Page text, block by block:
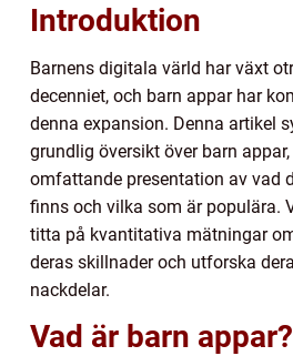
Introduktion
Barnens digitala värld har växt
decenniet, och barn appar har
denna expansion. Denna artikel
grundlig översikt över barn
omfattande presentation av vad
finns och vilka som är populära.
titta på kvantitativa mätningar
deras skillnader och utforska
nackdelar.
Vad är barn appar?